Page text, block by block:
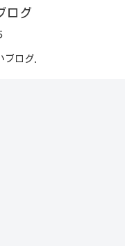
ログ
ログ.